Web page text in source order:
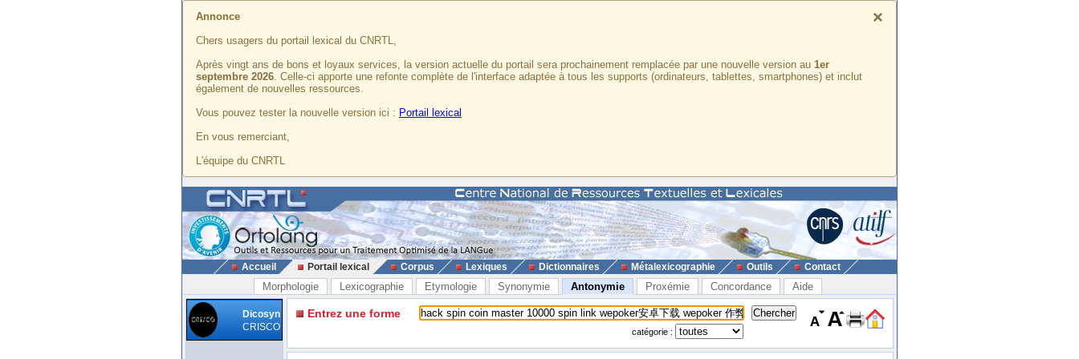
×
Annonce
Chers usagers du portail lexical du CNRTL,
Après vingt ans de bons et loyaux services, la version actuelle du portail sera prochainement remplacée par une nouvelle version au 1er
septembre 2026. Celle-ci apporte une refonte complète de l'interface adaptée à tous les supports (ordinateurs, tablettes, smartphones) et inclut
également de nouvelles ressources.
Vous pouvez tester la nouvelle version ici : Portail lexical
En vous remerciant,
L'équipe du CNRTL
Accueil Portail lexical Corpus Lexiques Dictionnaires Métalexicographie Outils Contact
Morphologie Lexicographie Etymologie Synonymie Antonymie Proxémie Concordance Aide
Dicosyn
CRISCO
Entrez une forme
catégorie :